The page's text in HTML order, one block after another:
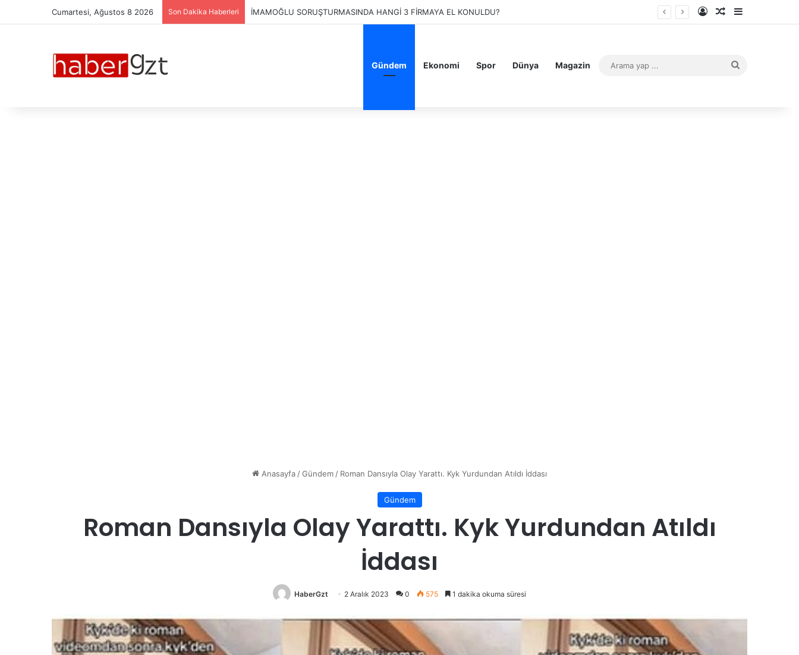
Cumartesi, Ağustos 8 2026 Son Dakika Haberleri ESPRESSOLAB KİMİN? ESPRESSOLAB BOYKOT MU? KAÇ ŞUBESİ VAR? Kayıt OlRastgele Makale
Kenar
Gündem Ekonomi Spor Dünya Magazin
Anasayfa /Gündem / Roman Dansıyla Olay Yarattı. Kyk Yurdundan Atıldı İddası
Gündem
Roman Dansıyla Olay Yarattı. Kyk Yurdundan Atıldı
İddası
HaberGzt 2 Aralık 2023 0 575 1 dakika okuma süresi